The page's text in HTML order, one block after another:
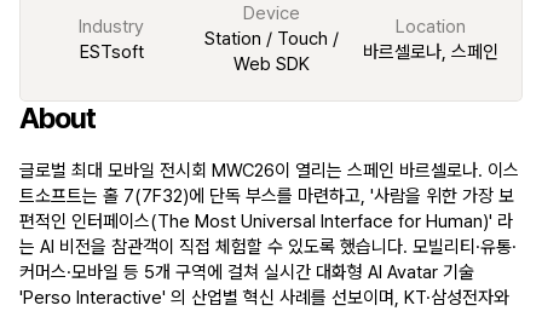
Industry
ESTsoft
Device
Station / Touch /
Web SDK
Location
바르셀로나, 스페인
About
글로벌 최대 모바일 전시회 MWC26이 열리는 스페인 바르셀로나. 이스
트소프트는 홀 7(7F32)에 단독 부스를 마련하고, '사람을 위한 가장 보
편적인 인터페이스(The Most Universal Interface for Human)' 라
는 AI 비전을 참관객이 직접 체험할 수 있도록 했습니다. 모빌리티·유통·
'Perso Interactive' 의 산업별 혁신 사례를 선보이며, KT·삼성전자와